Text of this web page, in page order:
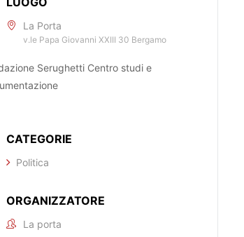
La Porta
v.le Papa Giovanni XXIII 30 Bergamo
Serughetti Centro studi e
CATEGORIE
Politica
ORGANIZZATORE
La porta